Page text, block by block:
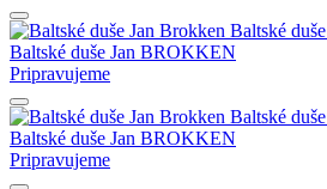
Baltské duše
Baltské duše Jan BROKKEN
Pripravujeme
Baltské duše
Baltské duše Jan BROKKEN
Pripravujeme